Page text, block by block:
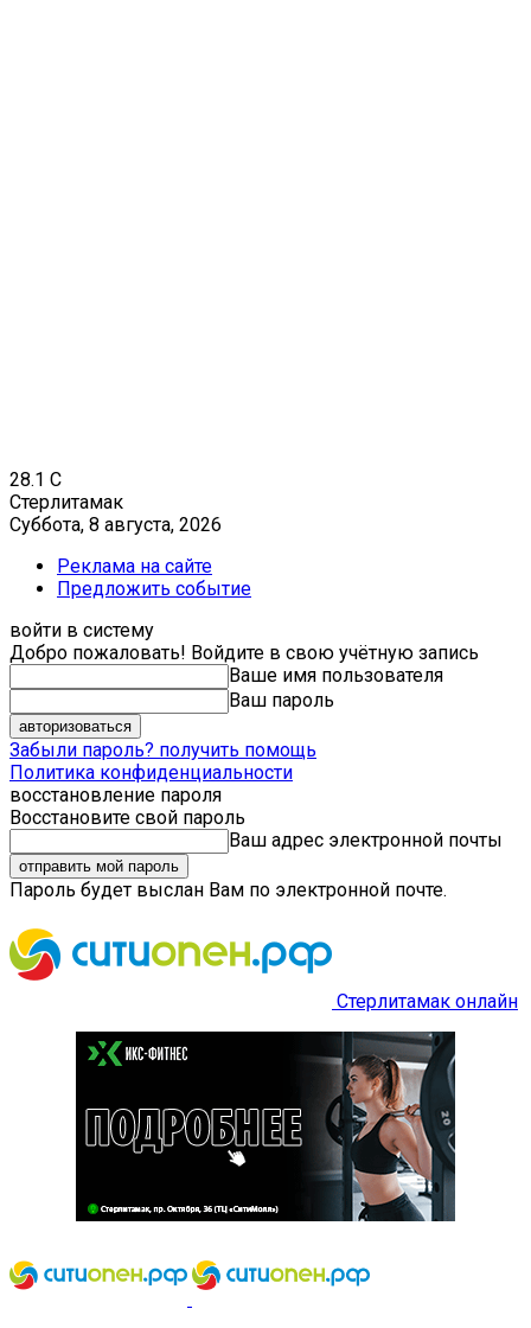
28.1 C
Стерлитамак
Суббота, 8 августа, 2026
Реклама на сайте
Предложить событие
войти в систему
Добро пожаловать! Войдите в свою учётную запись
Ваше имя пользователя
Ваш пароль
Забыли пароль? получить помощь
Политика конфиденциальности
восстановление пароля
Восстановите свой пароль
Ваш адрес электронной почты
Пароль будет выслан Вам по электронной почте.
Стерлитамак онлайн